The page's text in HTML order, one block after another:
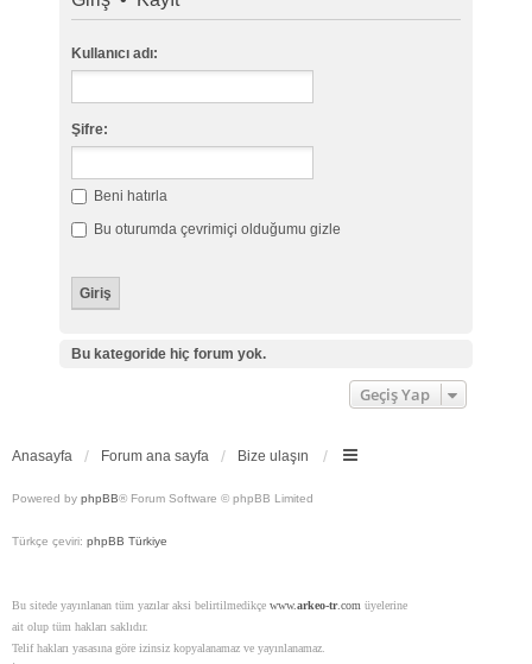
Kullanıcı adı:
Şifre:
Beni hatırla
Bu oturumda çevrimiçi olduğumu gizle
Bu kategoride hiç forum yok.
Geçiş Yap
Anasayfa Forum ana sayfa Bize ulaşın
Powered by phpBB® Forum Software © phpBB Limited
Türkçe çeviri: phpBB Türkiye
Bu sitede yayınlanan tüm yazılar aksi belirtilmedikçe www.arkeo-tr.com üyelerine
ait olup tüm hakları saklıdır.
Telif hakları yasasına göre izinsiz kopyalanamaz ve yayınlanamaz.